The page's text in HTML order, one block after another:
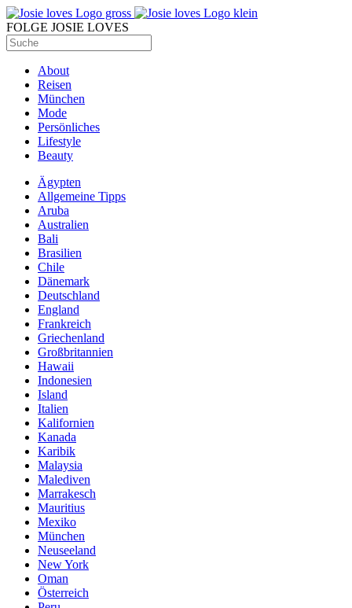
FOLGE JOSIE LOVES
About
Reisen
München
Mode
Persönliches
Lifestyle
Beauty
Ägypten
Allgemeine Tipps
Aruba
Australien
Bali
Brasilien
Chile
Dänemark
Deutschland
England
Frankreich
Griechenland
Großbritannien
Hawaii
Indonesien
Island
Italien
Kalifornien
Kanada
Karibik
Malaysia
Malediven
Marrakesch
Mauritius
Mexiko
München
Neuseeland
New York
Oman
Österreich